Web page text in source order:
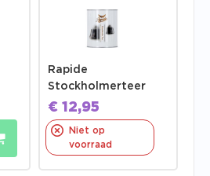
Rapide
Stockholmerteer
€ 12,95
Niet op
voorraad